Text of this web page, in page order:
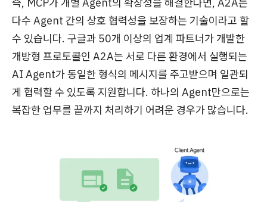
다수 Agent 간의 상호 협력성을 보장하는 기술이라고 할
수 있습니다. 구글과 50개 이상의 업계 파트너가 개발한
개방형 프로토콜인 A2A는 서로 다른 환경에서 실행되는
AI Agent가 동일한 형식의 메시지를 주고받으며 일관되
게 협력할 수 있도록 지원합니다. 하나의 Agent만으로는
복잡한 업무를 끝까지 처리하기 어려운 경우가 많습니다.